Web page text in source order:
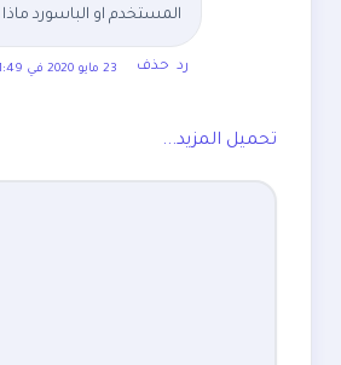
23 مايو 2020 في 11:49 م
المستخدم او الباسورد
رد حذف
تحميل المزيد...